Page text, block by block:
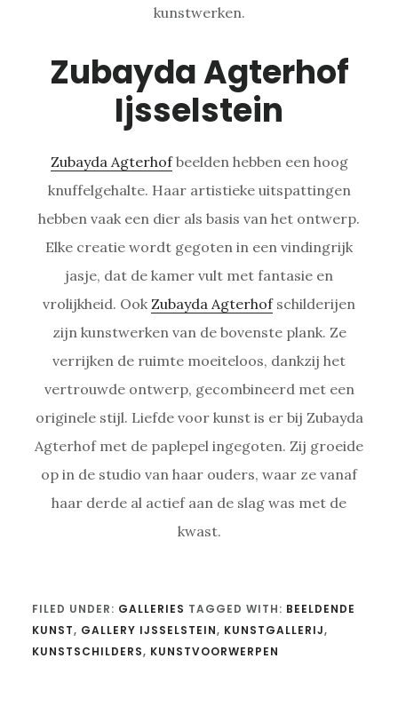
kunstwerken.
Zubayda Agterhof
Ijsselstein
Zubayda Agterhofbeelden hebben een hoog
knuffelgehalte. Haar artistieke uitspattingen
hebben vaak een dier als basis van het ontwerp.
Elke creatie wordt gegoten in een vindingrijk
jasje, dat de kamer vult met fantasie en
vrolijkheid. Ook Zubayda Agterhofschilderijen
zijn kunstwerken van de bovenste plank. Ze
verrijken de ruimte moeiteloos, dankzij het
vertrouwde ontwerp, gecombineerd met een
originele stijl. Liefde voor kunst is er bij Zubayda
Agterhof met de paplepel ingegoten. Zij groeide
op in de studio van haar ouders, waar ze vanaf
haar derde al actief aan de slag was met de
kwast.
FILED UNDER: GALLERIES TAGGED WITH: BEELDENDE
KUNST, GALLERY IJSSELSTEIN, KUNSTGALLERIJ,
KUNSTSCHILDERS, KUNSTVOORWERPEN